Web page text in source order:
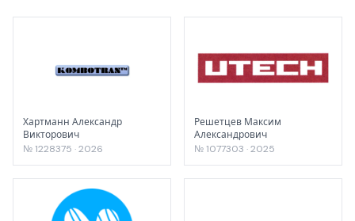
Хартманн Александр
Викторович
№ 1228375 · 2026
Решетцев Максим
Александрович
№ 1077303 · 2025